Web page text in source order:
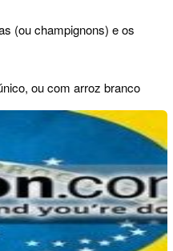
(ou champignons) e os
ou com arroz branco